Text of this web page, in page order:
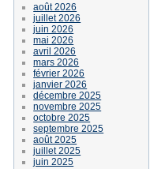
août 2026
juillet 2026
juin 2026
mai 2026
avril 2026
mars 2026
février 2026
janvier 2026
décembre 2025
novembre 2025
octobre 2025
septembre 2025
août 2025
juillet 2025
juin 2025